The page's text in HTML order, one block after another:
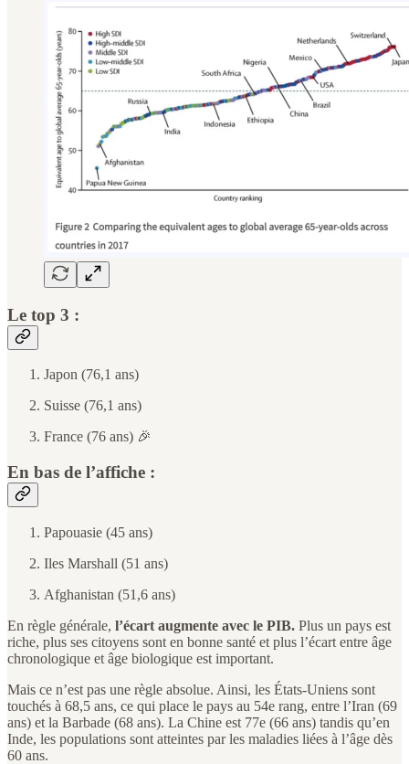
Le top 3 :
Japon (76,1 ans)
Suisse (76,1 ans)
France (76 ans) 🎉
En bas de l’affiche :
Papouasie (45 ans)
Iles Marshall (51 ans)
Afghanistan (51,6 ans)
En règle générale, l’écart augmente avec le PIB. Plus un pays est
riche, plus ses citoyens sont en bonne santé et plus l’écart entre âge
chronologique et âge biologique est important.
Mais ce n’est pas une règle absolue. Ainsi, les États-Uniens sont
touchés à 68,5 ans, ce qui place le pays au 54e rang, entre l’Iran (69
ans) et la Barbade (68 ans). La Chine est 77e (66 ans) tandis qu’en
Inde, les populations sont atteintes par les maladies liées à l’âge dès
60 ans.